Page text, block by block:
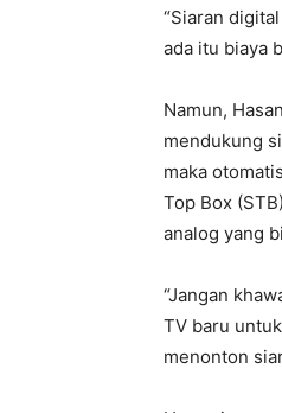
“Siaran
ada itu biaya
Namun,
mendukung
maka
Top Box
analog yang
“Jangan
TV baru
menonton